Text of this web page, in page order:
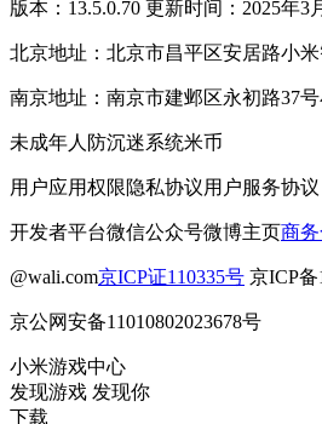
版本：13.5.0.70 更新时间：2025年3
北京地址：北京市昌平区安居路小
南京地址：南京市建邺区永初路37
未成年人防沉迷系统米币
用户应用权限隐私协议用户服务协议
开发者平台微信公众号微博主页商
@wali.com京ICP证110335号 京ICP备
京公网安备11010802023678号
小米游戏中心
发现游戏 发现你
下载